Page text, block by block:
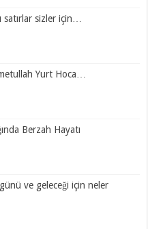
sizler için…
Yurt Hoca…
Berzah Hayatı
ve geleceği için neler